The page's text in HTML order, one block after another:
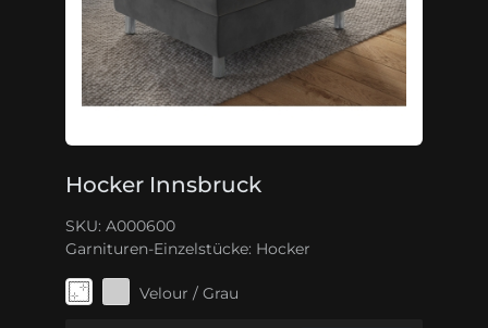
Hocker Innsbruck
SKU: A000600
Garnituren-Einzelstücke: Hocker
Velour / Grau